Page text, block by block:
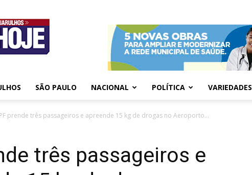
Guarulhos
Hoje
SÃO PAULO NACIONAL POLÍTICA VARIEDADES
PF prende três passageiros e apreende 15 kg de drogas no Aeroporto...
três passageiros e